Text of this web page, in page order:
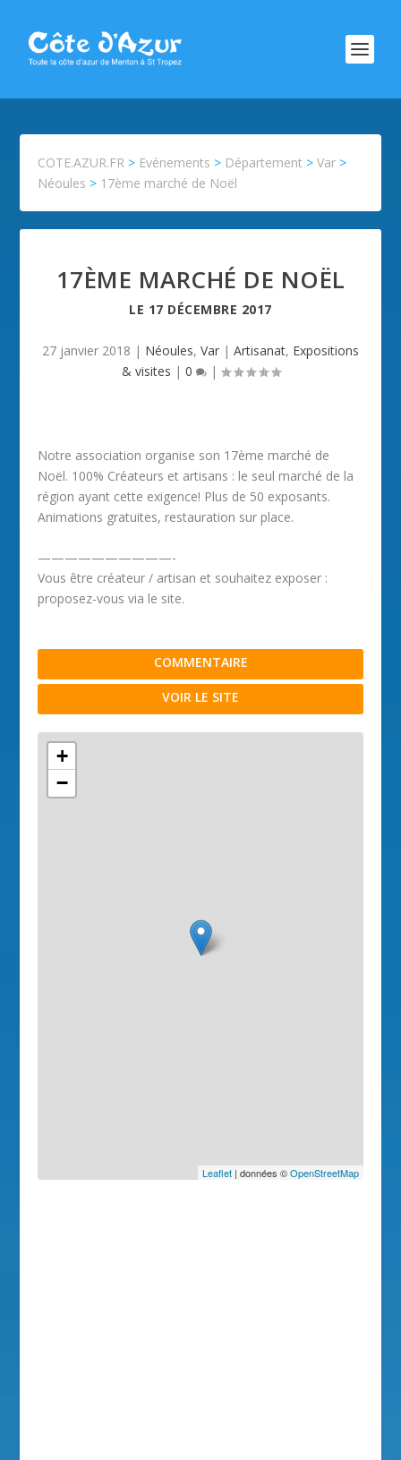
COTE.AZUR.FR > Evénements > Département >Var >
Néoules > 17ème marché de Noël
17ÈME MARCHÉ DE NOËL
LE 17 DÉCEMBRE 2017
27 janvier 2018 | Néoules, Var | Artisanat, Expositions
& visites | 0 |
Notre association organise son 17ème marché de
Noël. 100% Créateurs et artisans : le seul marché de la
région ayant cette exigence! Plus de 50 exposants.
Animations gratuites, restauration sur place.
——————————-
Vous être créateur / artisan et souhaitez exposer :
proposez-vous via le site.
COMMENTAIRE
VOIR LE SITE
+
−
Leaflet| données ©OpenStreetMap